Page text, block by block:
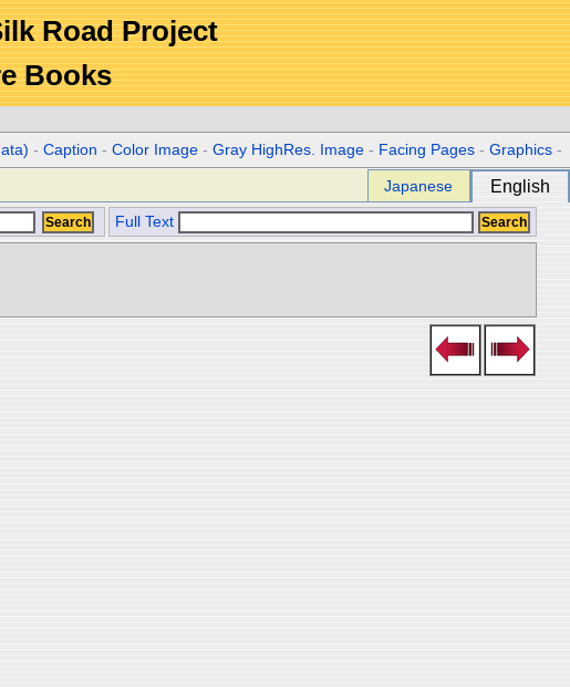
Road Project
Books
-Caption -Color Image -Gray HighRes. Image - Facing Pages -Graphics -
Japanese English
Full Text